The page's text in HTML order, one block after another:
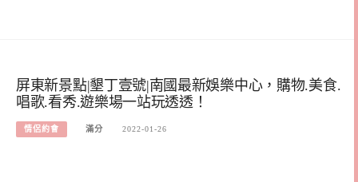
屏東新景點|墾丁壹號|南國最新娛樂中心，購物.美食.
唱歌.看秀.遊樂場一站玩透透！
情侶約會 滿分 2022-01-26